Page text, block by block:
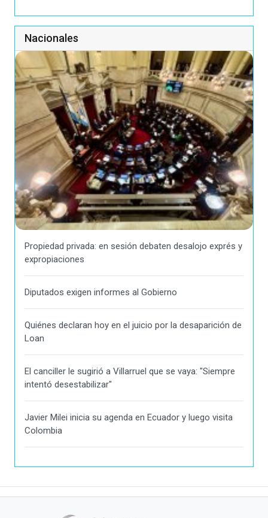
Nacionales
Propiedad privada: en sesión debaten desalojo exprés y
expropiaciones
Diputados exigen informes al Gobierno
Quiénes declaran hoy en el juicio por la desaparición de
Loan
El canciller le sugirió a Villarruel que se vaya: "Siempre
intentó desestabilizar"
Javier Milei inicia su agenda en Ecuador y luego visita
Colombia